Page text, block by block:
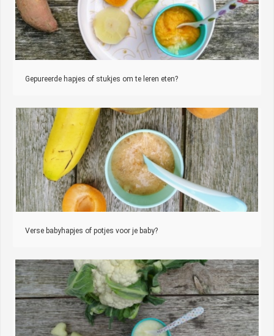
Gepureerde hapjes of stukjes om te leren eten?
Verse babyhapjes of potjes voor je baby?